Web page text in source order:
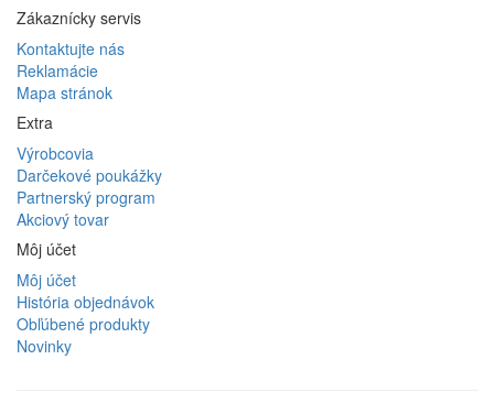
Zákaznícky servis
Kontaktujte nás
Reklamácie
Mapa stránok
Extra
Výrobcovia
Darčekové poukážky
Partnerský program
Akciový tovar
Môj účet
Môj účet
História objednávok
Obľúbené produkty
Novinky